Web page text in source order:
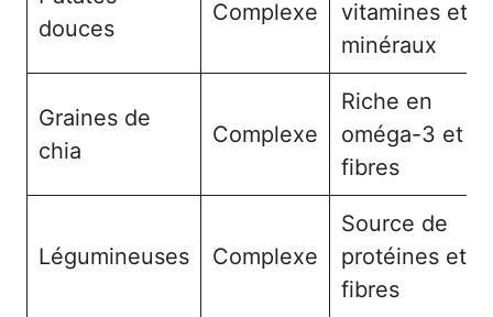
douces
Complexe
vitamines et
minéraux
Graines de
chia
Complexe
Riche en
oméga-3 et
fibres
Légumineuses Complexe
Source de
protéines et
fibres